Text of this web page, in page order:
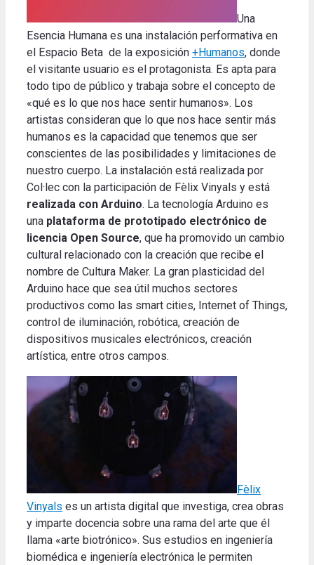
Una
Esencia Humana es una instalación performativa en
el Espacio Beta de la exposición +Humanos, donde
el visitante usuario es el protagonista. Es apta para
todo tipo de público y trabaja sobre el concepto de
«qué es lo que nos hace sentir humanos». Los
artistas consideran que lo que nos hace sentir más
humanos es la capacidad que tenemos que ser
conscientes de las posibilidades y limitaciones de
nuestro cuerpo. La instalación está realizada por
Col·lec con la participación de Fèlix Vinyals y está
realizada con Arduino. La tecnología Arduino es
una plataforma de prototipado electrónico de
licencia Open Source, que ha promovido un cambio
cultural relacionado con la creación que recibe el
nombre de Cultura Maker. La gran plasticidad del
Arduino hace que sea útil muchos sectores
productivos como las smart cities, Internet of Things,
control de iluminación, robótica, creación de
dispositivos musicales electrónicos, creación
artística, entre otros campos.
Fèlix
Vinyals es un artista digital que investiga, crea obras
y imparte docencia sobre una rama del arte que él
llama «arte biotrónico». Sus estudios en ingeniería
biomédica e ingeniería electrónica le permiten